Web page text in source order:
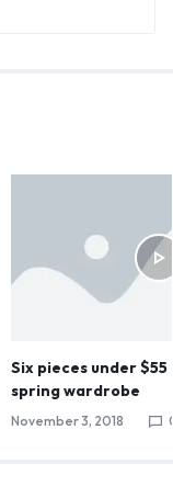
Six pieces under
spring wardrobe
November 3, 2018